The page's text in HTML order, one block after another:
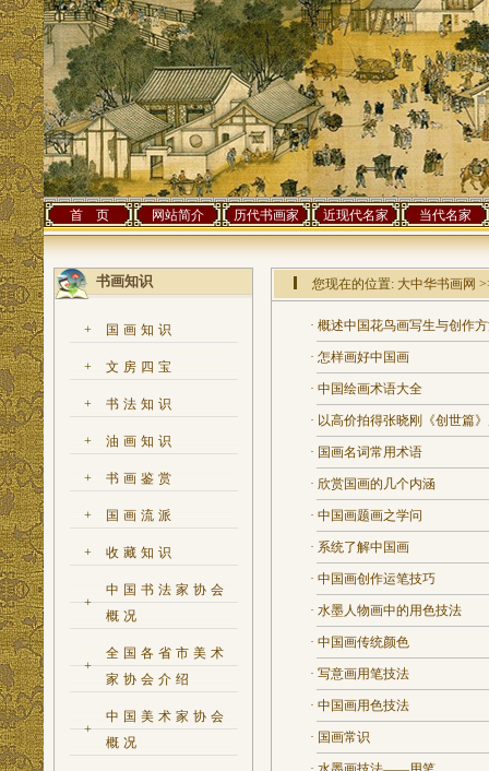
首 页 网站简介 历代书画家 近现代名家 当代名家
书画知识
+ 国画知识
+ 文房四宝
+ 书法知识
+ 油画知识
+ 书画鉴赏
+ 国画流派
+ 收藏知识
+
中国书法家协会
概况
+
全国各省市美术
家协会介绍
+
中国美术家协会
概况
您现在的位置: 大中华书画网
· 概述中国花鸟画写生与创作
· 怎样画好中国画
· 中国绘画术语大全
· 以高价拍得张晓刚《创世篇
· 国画名词常用术语
· 欣赏国画的几个内涵
· 中国画题画之学问
· 系统了解中国画
· 中国画创作运笔技巧
· 水墨人物画中的用色技法
· 中国画传统颜色
· 写意画用笔技法
· 中国画用色技法
· 国画常识